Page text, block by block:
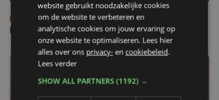
ma 3 augustus | 12:30
Middagupdate 3 augustus
website gebruikt noodzakelijke cookies
om de website te verbeteren en
analytische cookies om jouw ervaring op
onze website te optimaliseren. Lees hier
alles over ons privacy- en cookiebeleid.
Lees verder
SHOW ALL PARTNERS(1192) →